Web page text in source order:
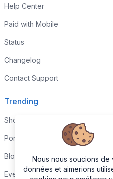
Help Center
Paid with Mobile
Status
Changelog
Contact Support
Trending
Shop
Portfolio
Blog
Events
Nous nous soucions de
données et aimerions